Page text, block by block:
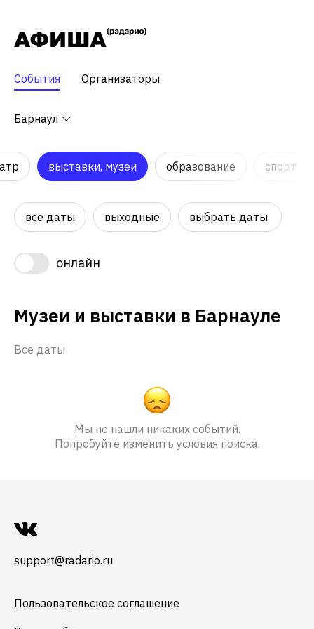
События Организаторы
Барнаул
выставки, музеи образование спорт
все даты выходные выбрать даты
онлайн
Музеи и выставки в Барнауле
Все даты
Мы не нашли никаких событий.
Попробуйте изменить условия поиска.
support@radario.ru
Пользовательское соглашение